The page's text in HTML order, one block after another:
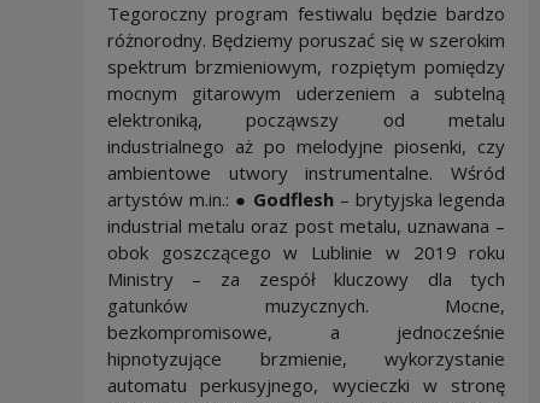
Tegoroczny program festiwalu będzie bardzo
różnorodny. Będziemy poruszać się w szerokim
spektrum brzmieniowym, rozpiętym pomiędzy
mocnym gitarowym uderzeniem a subtelną
elektroniką, począwszy od metalu
industrialnego aż po melodyjne piosenki, czy
ambientowe utwory instrumentalne. Wśród
artystów m.in.: ● Godflesh – brytyjska legenda
industrial metalu oraz post metalu, uznawana –
obok goszczącego w Lublinie w 2019 roku
Ministry – za zespół kluczowy dla tych
gatunków muzycznych. Mocne,
bezkompromisowe, a jednocześnie
hipnotyzujące brzmienie, wykorzystanie
automatu perkusyjnego, wycieczki w stronę